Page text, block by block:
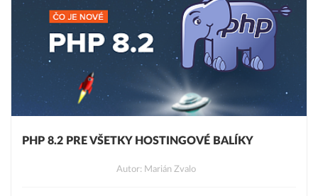
PHP 8.2 PRE VŠETKY HOSTINGOVÉ BALÍKY
Autor: Marián Zvalo